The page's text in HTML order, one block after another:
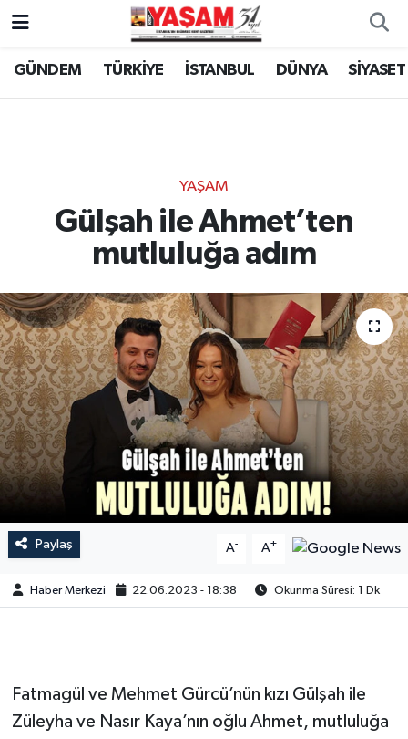
GÜNDEM TÜRKİYE İSTANBUL DÜNYA SİYASET
YAŞAM
Gülşah ile Ahmet’ten
mutluluğa adım
Paylaş A- A+
Haber Merkezi 22.06.2023 - 18:38 Okunma Süresi: 1 Dk
Fatmagül ve Mehmet Gürcü’nün kızı Gülşah ile
Züleyha ve Nasır Kaya’nın oğlu Ahmet, mutluluğa